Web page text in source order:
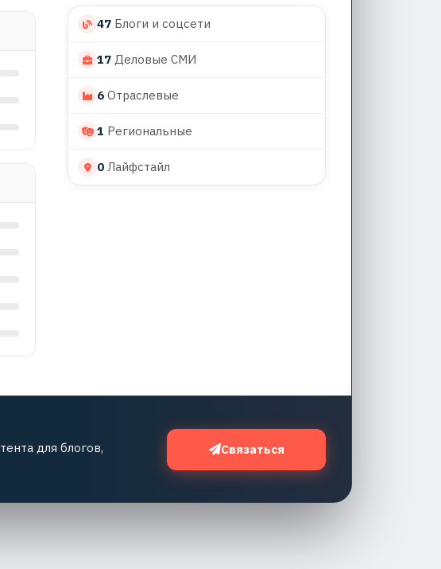
47 Блоги и соцсети
17 Деловые СМИ
6 Отраслевые
1 Региональные
0 Лайфстайл
для блогов,
Связаться